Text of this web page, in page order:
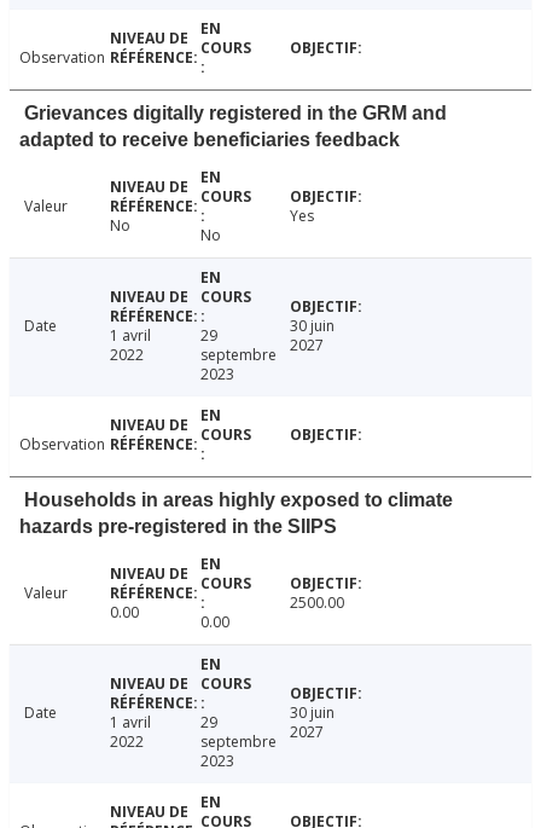
Observation
Grievances digitally registered in the GRM and
adapted to receive beneficiaries feedback
Valeur
No
No
Yes
Date
1 avril
2022
29
septembre
2023
30 juin
2027
Observation
Households in areas highly exposed to climate
hazards pre-registered in the SIIPS
Valeur
0.00
0.00
2500.00
Date
1 avril
2022
29
septembre
2023
30 juin
2027